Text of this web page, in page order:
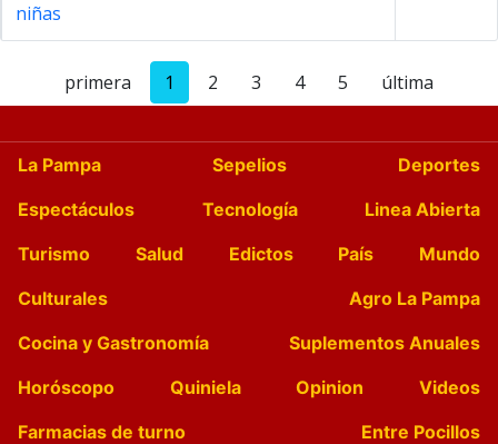
niñas
primera 1 2 3 4 5 última
La Pampa Sepelios
Deportes
Espectáculos
Tecnología
Linea Abierta
Turismo
Salud Edictos País
Mundo
Culturales
Agro La Pampa
Cocina y Gastronomía
Suplementos Anuales
Horóscopo
Quiniela Opinion
Videos
Farmacias de turno
Entre Pocillos